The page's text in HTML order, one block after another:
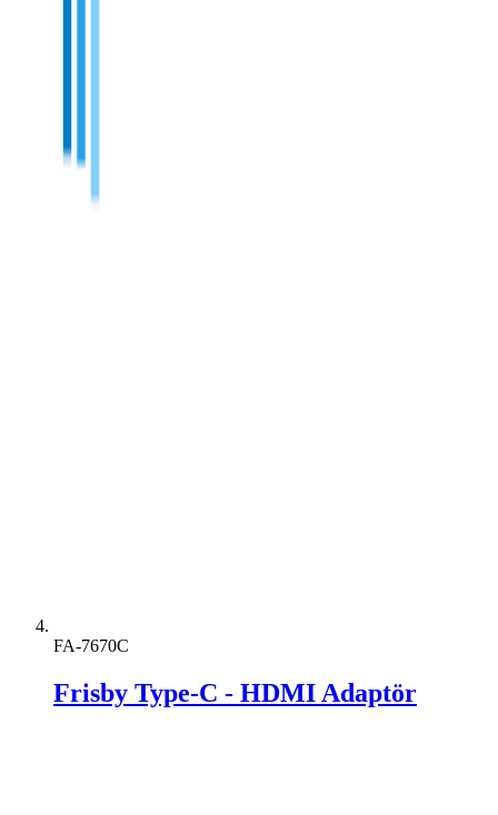
FA-7670C
Frisby Type-C - HDMI Adaptör